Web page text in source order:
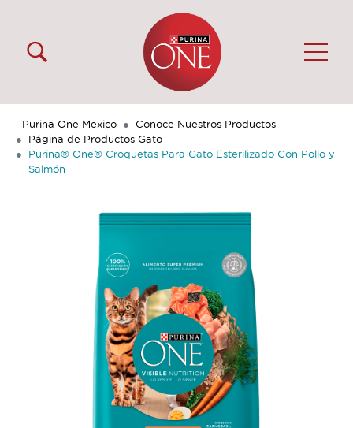
Menú Secundario Purina One
Menú Principal Purina One
Purina One Mexico
Conoce Nuestros Productos
Página de Productos Gato
Purina® One® Croquetas Para Gato Esterilizado Con Pollo y
Salmón